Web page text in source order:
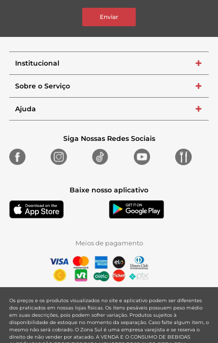
Enviar
Institucional +
Sobre o Serviço +
Ajuda +
Siga Nossas Redes Sociais
Baixe nosso aplicativo
Meios de pagamento
Os preços e os produtos visualizados no site e aplicativo podem ser diferentes
dos praticados em nossas lojas físicas. Os itens pesáveis possuem peso médio
em suas descrições, pois podem sofrer variação. Produtos sujeitos à
disponibilidade de estoque no momento da separação. Caso falte algum item, o
mesmo não será cobrado. O Zona Sul é uma empresa varejista e se reserva o
direito de não vender por atacado. A VENDA E O CONSUMO DE BEBIDAS